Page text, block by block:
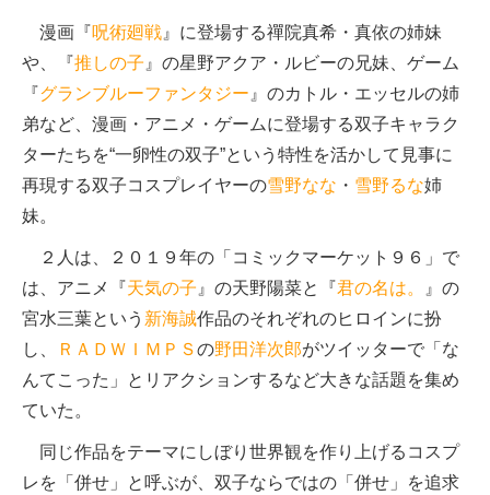
漫画『呪術廻戦 』に登場する禪院真希・真依の姉妹
や、『推しの子 』の星野アクア・ルビーの兄妹、ゲーム
『グランブルーファンタジー 』のカトル・エッセルの姉
弟など、漫画・アニメ・ゲームに登場する双子キャラク
ターたちを“一卵性の双子”という特性を活かして見事に
再現する双子コスプレイヤーの雪野なな ・ 雪野るな姉
妹。
２人は、２０１９年の「コミックマーケット９６」で
は、アニメ『天気の子 』の天野陽菜と『君の名は。
』の
宮水三葉という 新海誠作品のそれぞれのヒロインに扮
し、
ＲＡＤＷＩＭＰＳの野田洋次郎がツイッターで「な
んてこった」とリアクションするなど大きな話題を集め
ていた。
同じ作品をテーマにしぼり世界観を作り上げるコスプ
レを「併せ」と呼ぶが、双子ならではの「併せ」を追求